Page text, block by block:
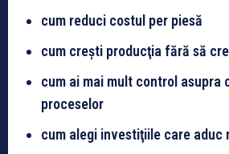
cum reduci costul per piesă
cum creşti producţia fără să
cum ai mai mult control asupra
proceselor
cum alegi investiţiile care aduc